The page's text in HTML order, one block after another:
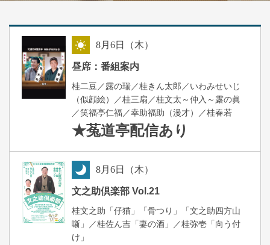
8月6日（木）
昼席：番組案内
桂二豆／露の瑞／桂きん太郎／いわみせいじ
（似顔絵）／桂三扇／桂文太～仲入～露の眞
／笑福亭仁福／幸助福助（漫才）／桂春若
★菟道亭配信あり
8月6日（木）
文之助倶楽部 Vol.21
桂文之助「仔猫」「骨つり」「文之助四方山
噺」／桂佐ん吉「妻の酒」／桂弥壱「向う付
け」